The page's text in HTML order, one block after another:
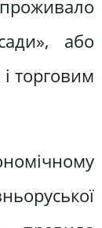
або
і торговим